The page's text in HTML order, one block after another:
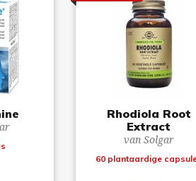
Rhodiola Root
Extract
van Solgar
60 plantaardige